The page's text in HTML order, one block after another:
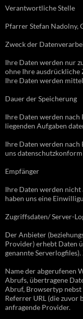
Verantwortliche Stelle
Pfarrer Stefan Nadolny,
Zweck der
Ihre Daten werden nur
ohne Ihre
Ihre Daten werden
Dauer der Speicherung
Ihre Daten werden
liegenden Aufgaben
Ihre Daten werden
uns
Empfänger
Ihre Daten werden nicht
haben uns eine
Zugriffsdaten/ Server-
Der Anbieter
Provider) erhebt Daten
genannte
Name der abgerufenen
Abrufs, übertragene
Abruf, Browsertyp nebst
Referrer URL (die zuvor
anfragende Provider.